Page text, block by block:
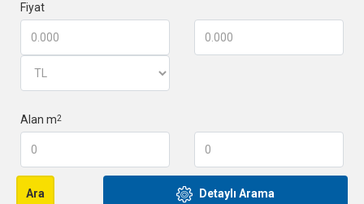
Fiyat
Alan m2
Detaylı Arama